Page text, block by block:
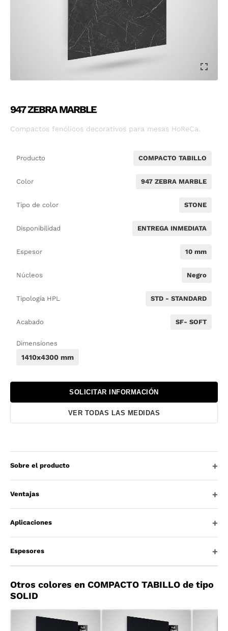
947 ZEBRA MARBLE
Compactos fenólicos decorativos para mesas HoReCa.
Producto COMPACTO TABILLO
Color 947 ZEBRA MARBLE
Tipo de color STONE
Disponibilidad ENTREGA INMEDIATA
Espesor 10 mm
Núcleos Negro
Tipología HPL STD - STANDARD
Acabado SF- SOFT
Dimensiones
1410x4300 mm
SOLICITAR INFORMACIÓN
VER TODAS LAS MEDIDAS
Sobre el producto
Ventajas
Aplicaciones
Espesores
Otros colores en COMPACTO TABILLO de tipo
SOLID